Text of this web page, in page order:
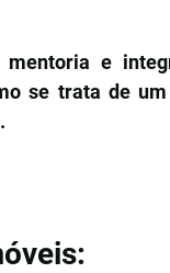
e
se trata de